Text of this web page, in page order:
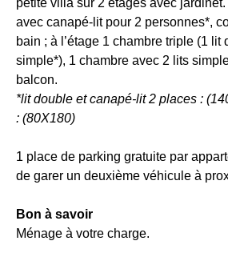
au
6/09,
réservation
avant
le
28/02.
Valable
pour
séjours
de
7
minimum.
petite villa sur 2 étages avec
avec canapé-lit pour 2 personnes*,
bain ; à l’étage 1 chambre triple (1 lit
simple*), 1 chambre avec 2 lits
balcon.
*lit double et canapé-lit 2 places :
: (80X180)
1 place de parking gratuite par
de garer un deuxième véhicule à
Bon à savoir
Ménage à votre charge.
désinscription
ou
en
écrivant
RGPD@vtf-
vacances.com.
d’info
notre
de
confidentialité